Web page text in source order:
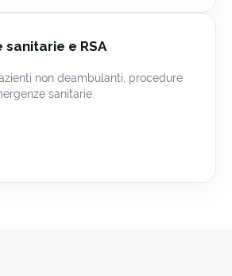
e RSA
non deambulanti, procedure
sanitarie.